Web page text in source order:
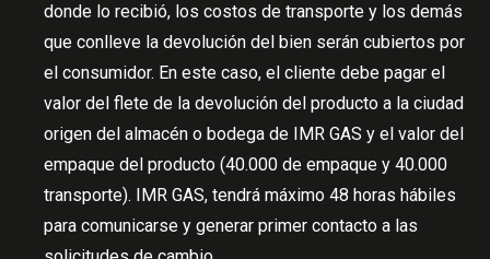
donde lo recibió, los costos de transporte y los demás
que conlleve la devolución del bien serán cubiertos por
el consumidor. En este caso, el cliente debe pagar el
valor del flete de la devolución del producto a la ciudad
origen del almacén o bodega de IMR GAS y el valor del
empaque del producto (40.000 de empaque y 40.000
transporte). IMR GAS, tendrá máximo 48 horas hábiles
para comunicarse y generar primer contacto a las